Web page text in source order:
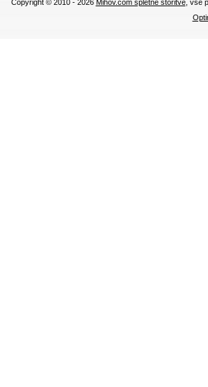
Copyright © 2010 - 2026 Mihov.com spletne storitve, vse